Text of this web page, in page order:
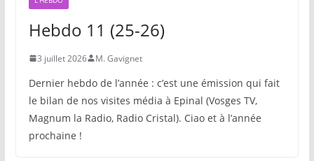
Hebdo 11 (25-26)
3 juillet 2026 M. Gavignet
Dernier hebdo de l’année : c’est une émission qui fait
le bilan de nos visites média à Epinal (Vosges TV,
Magnum la Radio, Radio Cristal). Ciao et à l’année
prochaine !